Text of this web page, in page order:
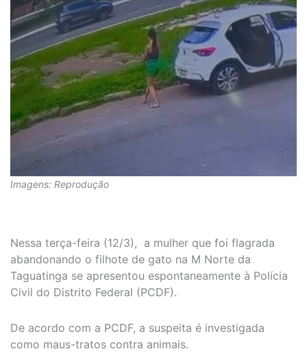
Imagens: Reprodução
Nessa terça-feira (12/3), a mulher que foi flagrada
abandonando o filhote de gato na M Norte da
Taguatinga se apresentou espontaneamente à Polícia
Civil do Distrito Federal (PCDF).
De acordo com a PCDF, a suspeita é investigada
como maus-tratos contra animais.